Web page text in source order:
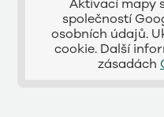
Aktivací mapy
společností
osobních údajů.
cookie. Další
zásadách